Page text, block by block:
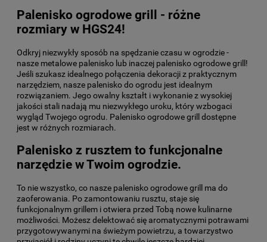
Palenisko ogrodowe grill - różne
rozmiary w HGS24!
Odkryj niezwykły sposób na spędzanie czasu w ogrodzie -
nasze metalowe palenisko lub inaczej palenisko ogrodowe grill!
Jeśli szukasz idealnego połączenia dekoracji z praktycznym
narzędziem, nasze palenisko do ogrodu jest idealnym
rozwiązaniem. Jego owalny kształt i wykonanie z wysokiej
jakości stali nadają mu niezwykłego uroku, który wzbogaci
wygląd Twojego ogrodu. Palenisko ogrodowe grill dostępne
jest w różnych rozmiarach.
Palenisko z rusztem to funkcjonalne
narzędzie w Twoim ogrodzie.
To nie wszystko, co nasze palenisko ogrodowe grill ma do
zaoferowania. Po zamontowaniu rusztu, staje się
funkcjonalnym grillem i otwiera przed Tobą nowe kulinarne
możliwości. Możesz delektować się aromatycznymi potrawami
przygotowywanymi na świeżym powietrzu, a towarzystwo